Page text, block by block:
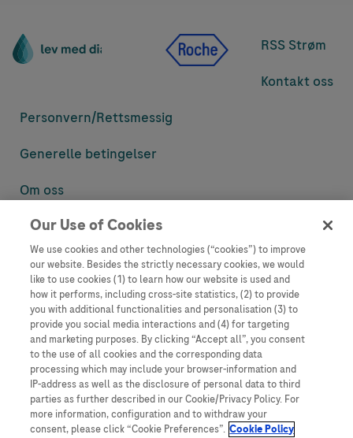
RSS Strøm
Kontakt oss
Personvern/Rettsmessig
Generelle betingelser
Om oss
Denne nettsiden inneholder informasjon som er målsatt til en stor
informasjon som ellers ikke er tilgjengelig eller gyldig i ditt land.
Vennligst vær oppmerksom på at vi ikke tar noe ansvar for tilgang til
informasjon som muligens ikke er i samsvar med noen gyldig juridisk
prosess, regulering, registrering eller bruk i bostedslandet ditt.
Roche har ikke alltid mulighet til å kvalitetssikre andres innlegg, men
vil fjerne villedende eller upassende innlegg så langt det lar seg gjøre.
Vi har ikke ansvar for innhold på eksterne nettsider som det lenkes til.
Kopiering av materiale fra dette nettstedet for bruk annet sted er ikke
tillatt uten avtale. Nettstedet selger plass til annonsører, og slikt
innhold er merket.
Dette nettstedet er ikke beregnet for å rapportere bivirkninger eller
Our Use of Cookies
We use cookies and other technologies (“cookies”) to improve
our website. Besides the strictly necessary cookies, we would
like to use cookies (1) to learn how our website is used and
how it performs, including cross-site statistics, (2) to provide
you with additional functionalities and personalisation (3) to
provide you social media interactions and (4) for targeting
and marketing purposes. By clicking “Accept all”, you consent
to the use of all cookies and the corresponding data
processing which may include your browser-information and
IP-address as well as the disclosure of personal data to third
parties as further described in our Cookie/Privacy Policy. For
more information, configuration and to withdraw your
consent, please click “Cookie Preferences”. Cookie Policy